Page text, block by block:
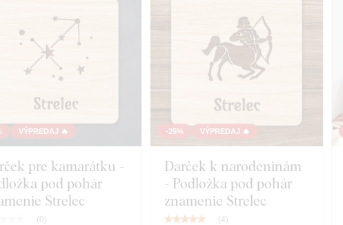
VÝPREDAJ 🔥
pre kamarátku -
pod pohár
Strelec
( 0)
-25% VÝPREDAJ 🔥
Darček k narodeninám
- Podložka pod pohár
znamenie Strelec
(4 )